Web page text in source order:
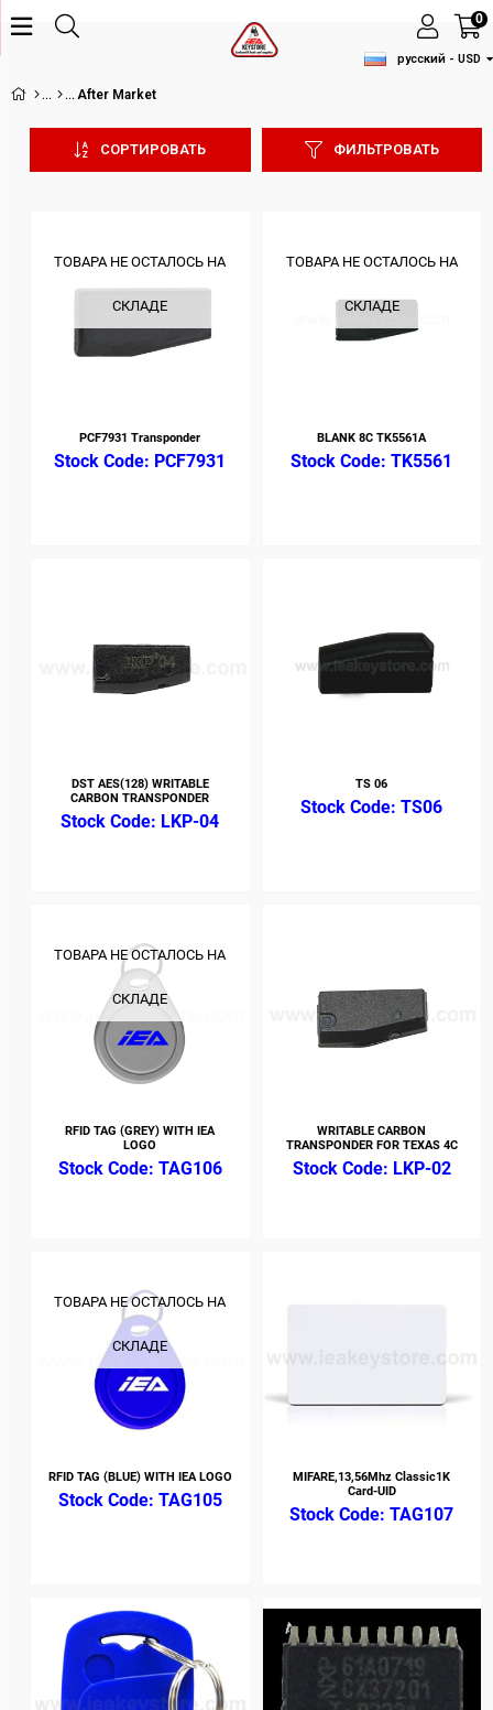
русский - USD
0
After Market
ФИЛЬТРОВАТЬ
СОРТИРОВАТЬ
ТОВАРА НЕ ОСТАЛОСЬ НА
СКЛАДЕ
PCF7931 Transponder
PCF7931
ТОВАРА НЕ ОСТАЛОСЬ НА
СКЛАДЕ
BLANK 8C TK5561A
TK5561
DST AES(128) WRITABLE
CARBON TRANSPONDER
LKP-04
TS 06
TS06
ТОВАРА НЕ ОСТАЛОСЬ НА
СКЛАДЕ
RFID TAG (GREY) WITH IEA
LOGO
TAG106
WRITABLE CARBON
TRANSPONDER FOR TEXAS 4C
LKP-02
ТОВАРА НЕ ОСТАЛОСЬ НА
СКЛАДЕ
RFID TAG (BLUE) WITH IEA LOGO
TAG105
MIFARE,13,56Mhz Classic1K
Card-UID
TAG107